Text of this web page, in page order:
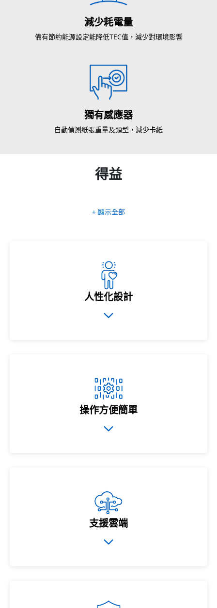
減少耗電量
備有節約能源設定能降低TEC值，減少對環境影響
獨有感應器
自動偵測紙張重量及類型，減少卡紙
得益
+ 顯示全部
人性化設計
操作方便簡單
支援雲端